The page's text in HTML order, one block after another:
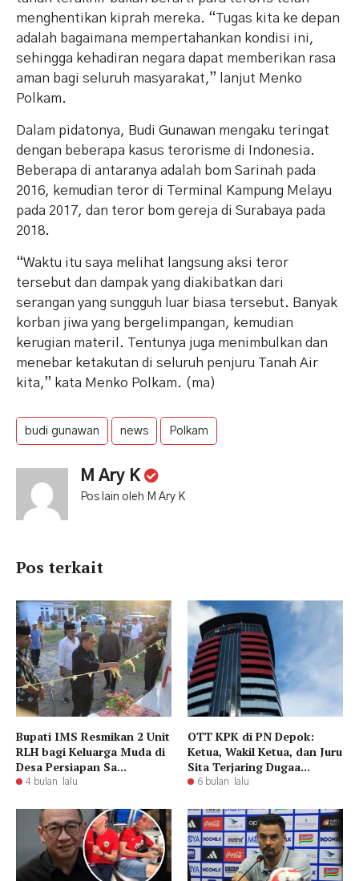
menghentikan kiprah mereka. “Tugas kita ke depan
adalah bagaimana mempertahankan kondisi ini,
sehingga kehadiran negara dapat memberikan rasa
aman bagi seluruh masyarakat,” lanjut Menko
Polkam.
Dalam pidatonya, Budi Gunawan mengaku teringat
dengan beberapa kasus terorisme di Indonesia.
Beberapa di antaranya adalah bom Sarinah pada
2016, kemudian teror di Terminal Kampung Melayu
pada 2017, dan teror bom gereja di Surabaya pada
2018.
“Waktu itu saya melihat langsung aksi teror
tersebut dan dampak yang diakibatkan dari
serangan yang sungguh luar biasa tersebut. Banyak
korban jiwa yang bergelimpangan, kemudian
kerugian materil. Tentunya juga menimbulkan dan
menebar ketakutan di seluruh penjuru Tanah Air
kita,” kata Menko Polkam. (ma)
budi gunawan news Polkam
M Ary K
Pos lain oleh M Ary K
Pos terkait
Bupati IMS Resmikan 2 Unit
RLH bagi Keluarga Muda di
Desa Persiapan Sa...
4 bulan lalu
OTT KPK di PN Depok:
Ketua, Wakil Ketua, dan Juru
Sita Terjaring Dugaa...
6 bulan lalu